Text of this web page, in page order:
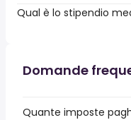
Qual è lo stipendio
Domande
Quante imposte